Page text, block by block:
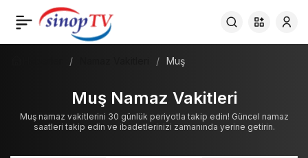
Muş
Muş Namaz Vakitleri
Muş namaz vakitlerini 30 günlük periyotla takip edin! Güncel namaz
saatleri takip edin ve ibadetlerinizi zamanında yerine getirin.